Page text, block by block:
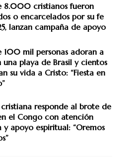
8.000 cristianos fueron
o encarcelados por su fe
lanzan campaña de apoyo
100 mil personas adoran a
una playa de Brasil y cientos
su vida a Cristo: “Fiesta en
responde al brote de
el Congo con atención
y apoyo espiritual: “Oremos